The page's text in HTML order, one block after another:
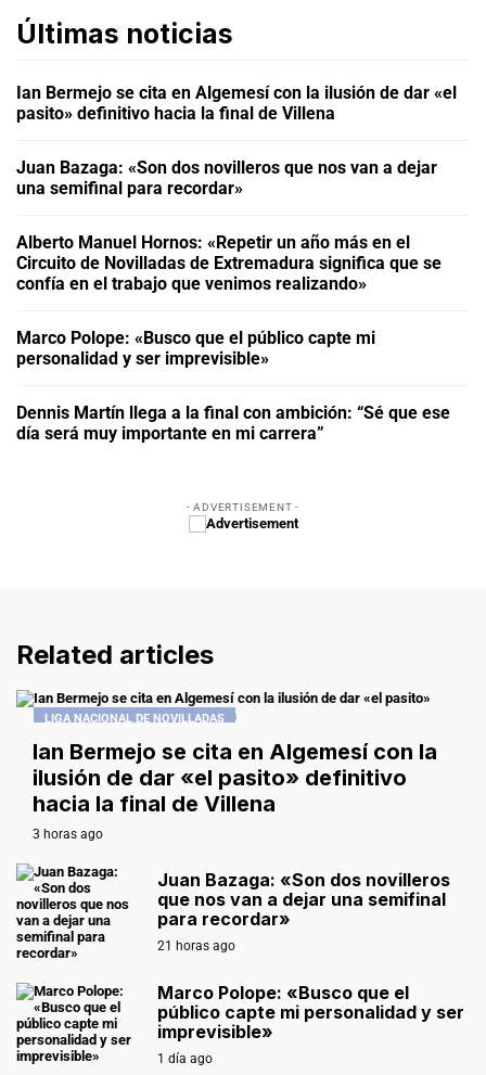
Últimas noticias
Ian Bermejo se cita en Algemesí con la ilusión de dar «el
pasito» definitivo hacia la final de Villena
Juan Bazaga: «Son dos novilleros que nos van a dejar
una semifinal para recordar»
Alberto Manuel Hornos: «Repetir un año más en el
Circuito de Novilladas de Extremadura significa que se
confía en el trabajo que venimos realizando»
Marco Polope: «Busco que el público capte mi
personalidad y ser imprevisible»
Dennis Martín llega a la final con ambición: “Sé que ese
día será muy importante en mi carrera”
- ADVERTISEMENT -
Related articles
LIGA NACIONAL DE NOVILLADAS
Ian Bermejo se cita en Algemesí con la
ilusión de dar «el pasito» definitivo
hacia la final de Villena
3 horas ago
Juan Bazaga: «Son dos novilleros
que nos van a dejar una semifinal
para recordar»
21 horas ago
Marco Polope: «Busco que el
público capte mi personalidad y ser
imprevisible»
1 día ago